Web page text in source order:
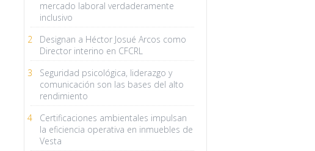
mercado laboral verdaderamente
inclusivo
2
Designan a Héctor Josué Arcos como
Director interino en CFCRL
3
Seguridad psicológica, liderazgo y
comunicación son las bases del alto
rendimiento
4
Certificaciones ambientales impulsan
la eficiencia operativa en inmuebles de
Vesta